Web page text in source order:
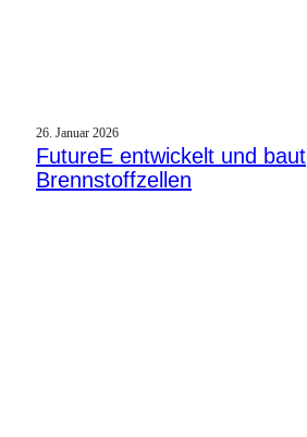
26. Januar 2026
FutureE entwickelt und baut
Brennstoffzellen